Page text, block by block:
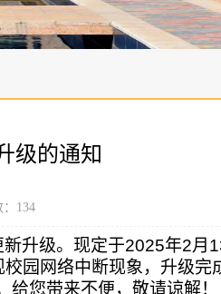
级的通知
134
升级。现定于2025年2月
园网络中断现象，升级完
给您带来不便，敬请谅解！